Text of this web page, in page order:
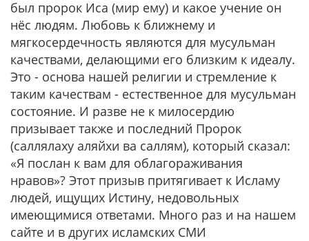
был пророк Иса (мир ему) и какое учение он
нёс людям. Любовь к ближнему и
мягкосердечность являются для мусульман
качествами, делающими его близким к идеалу.
Это - основа нашей религии и стремление к
таким качествам - естественное для мусульман
состояние. И разве не к милосердию
призывает также и последний Пророк
(саллялаху аляйхи ва саллям), который сказал:
«Я послан к вам для облагораживания
нравов»? Этот призыв притягивает к Исламу
людей, ищущих Истину, недовольных
имеющимися ответами. Много раз и на нашем
сайте и в других исламских СМИ